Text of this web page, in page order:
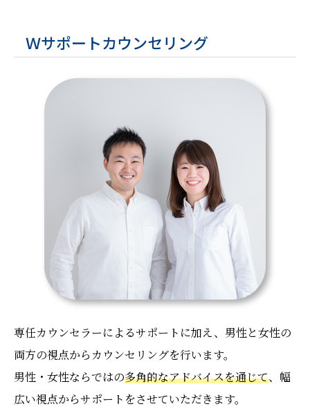
Ｗサポートカウンセリング
専任カウンセラーによるサポートに加え、男性と女性の
両方の視点からカウンセリングを行います。
男性・女性ならではの多角的なアドバイスを通じて、幅
広い視点からサポートをさせていただきます。